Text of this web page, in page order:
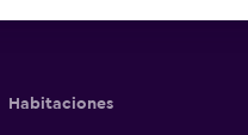
Habitaciones